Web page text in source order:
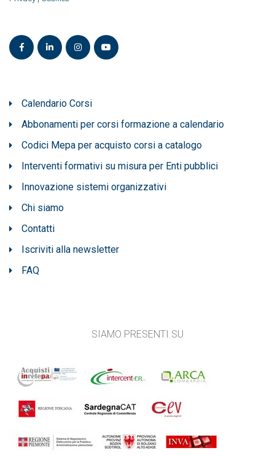
Calendario Corsi
Abbonamenti per corsi formazione a calendario
Codici Mepa per acquisto corsi a catalogo
Interventi formativi su misura per Enti pubblici
Innovazione sistemi organizzativi
Chi siamo
Contatti
Iscriviti alla newsletter
FAQ
SIAMO PRESENTI SU